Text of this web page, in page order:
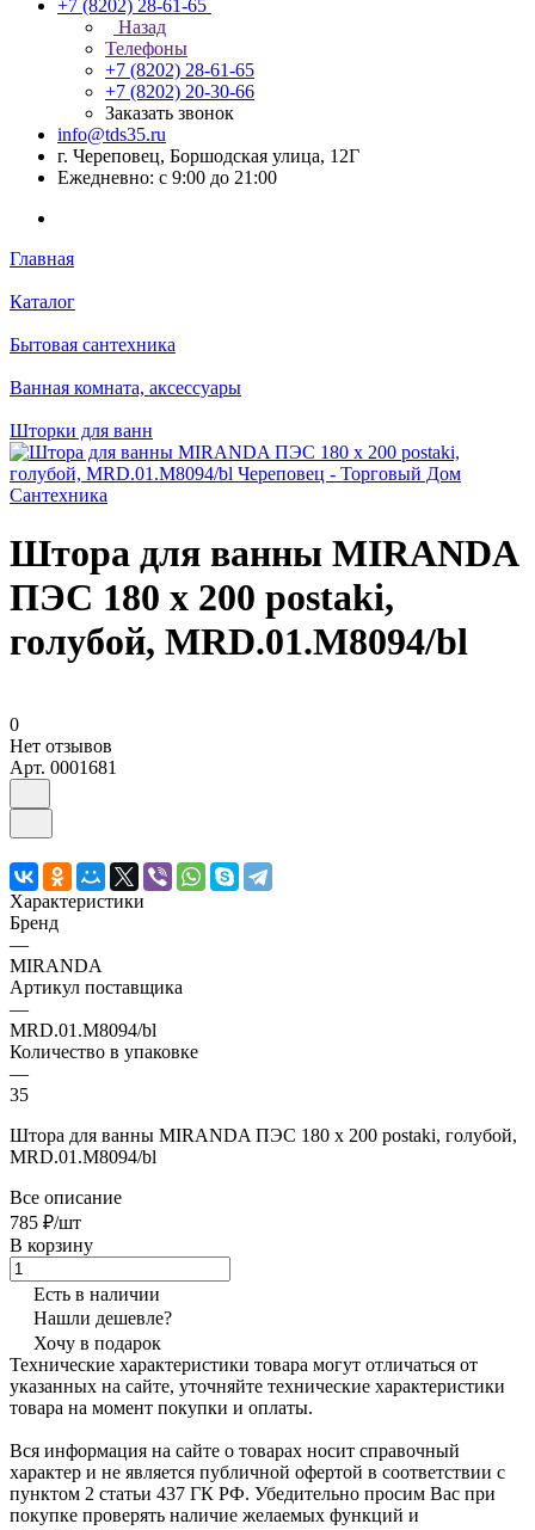
+7 (8202) 28‑61-65
Назад
Телефоны
+7 (8202) 28‑61-65
+7 (8202) 20‑30-66
Заказать звонок
info@tds35.ru
г. Череповец, Боршодская улица, 12Г
Ежедневно: с 9:00 до 21:00
Главная
Каталог
Бытовая сантехника
Ванная комната, аксессуары
Шторки для ванн
Штора для ванны MIRANDA
ПЭС 180 х 200 postaki,
голубой, MRD.01.M8094/bl
0
Нет отзывов
Арт. 0001681
Характеристики
Бренд
—
MIRANDA
Артикул поставщика
—
MRD.01.M8094/bl
Количество в упаковке
—
35
Штора для ванны MIRANDA ПЭС 180 х 200 postaki, голубой,
MRD.01.M8094/bl
Все описание
785 ₽/шт
В корзину
Есть в наличии
Нашли дешевле?
Хочу в подарок
Технические характеристики товара могут отличаться от
указанных на сайте, уточняйте технические характеристики
товара на момент покупки и оплаты.
Вся информация на сайте о товарах носит справочный
характер и не является публичной офертой в соответствии с
пунктом 2 статьи 437 ГК РФ. Убедительно просим Вас при
покупке проверять наличие желаемых функций и